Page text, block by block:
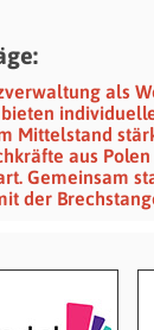
als
Mittelstand
aus
Gemeinsam
der